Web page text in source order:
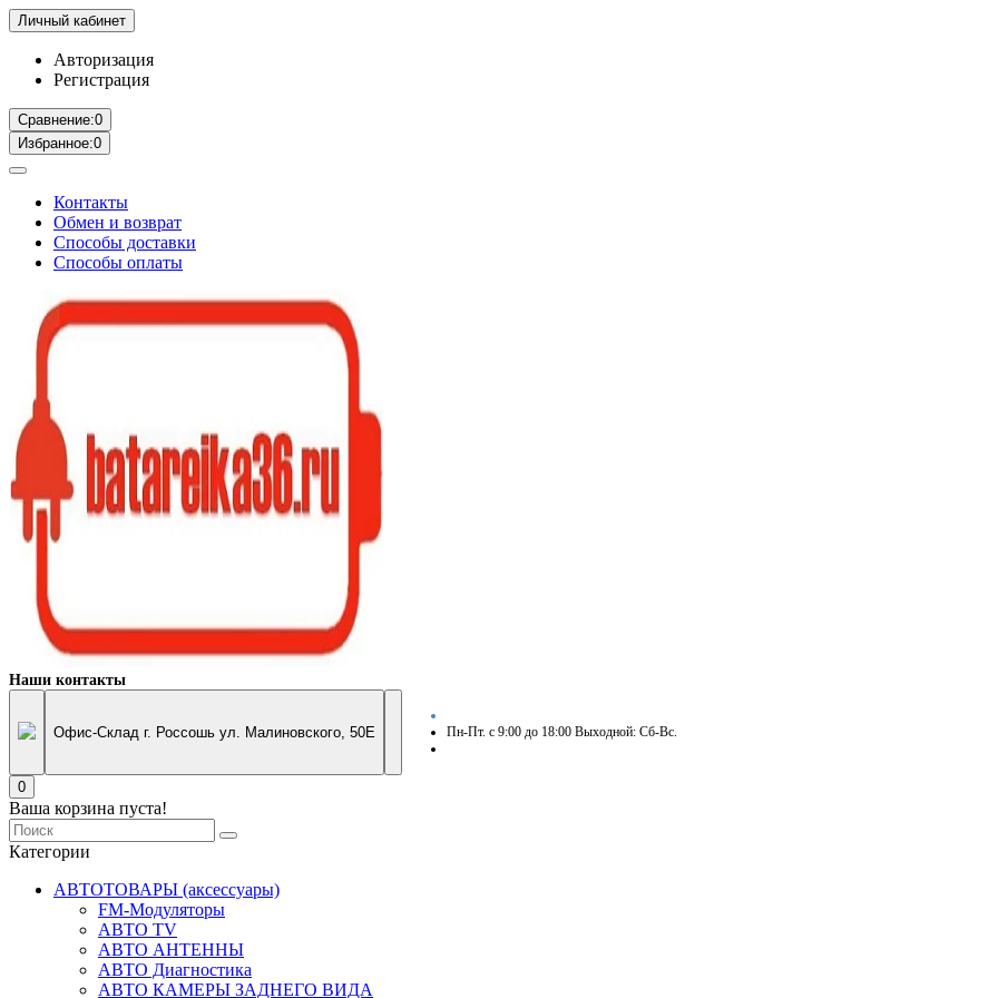
Личный кабинет
Авторизация
Регистрация
Сравнение:0
Избранное:0
Контакты
Обмен и возврат
Способы доставки
Способы оплаты
Наши контакты
Офис-Склад г. Россошь ул. Малиновского, 50Е Пн-Пт. с 9:00 до 18:00 Выходной: Сб-Вс.
0
Ваша корзина пуста!
Категории
АВТОТОВАРЫ (аксессуары)
FM-Модуляторы
АВТО TV
АВТО АНТЕННЫ
АВТО Диагностика
АВТО КАМЕРЫ ЗАДНЕГО ВИДА